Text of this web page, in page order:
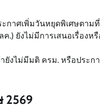
กาศเพิ่มวันหยุดพิเศษตาม
.) ยังไม่มีการเสนอเรื่องห
งไม่มีมติ ครม. หรือประก
2569